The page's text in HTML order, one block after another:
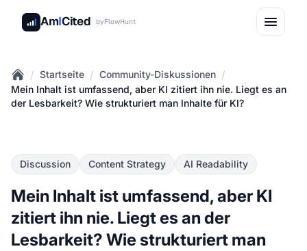
AmICited byFlowHunt
Home
/ Startseite / Community-Diskussionen /
Mein Inhalt ist umfassend, aber KI zitiert ihn nie. Liegt es an
der Lesbarkeit? Wie strukturiert man Inhalte für KI?
Discussion Content Strategy AI Readability
Mein Inhalt ist umfassend, aber KI
zitiert ihn nie. Liegt es an der
Lesbarkeit? Wie strukturiert man